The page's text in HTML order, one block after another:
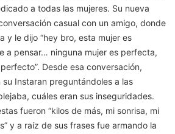
a todas las mujeres. Su nueva
casual con un amigo, donde
y le dijo “hey bro, esta mujer es
a pensar… ninguna mujer es perfecta,
Desde esa conversación,
Instaran preguntándoles a las
cuáles eran sus inseguridades.
fueron “kilos de más, mi sonrisa, mi
y a raíz de sus frases fue armando la